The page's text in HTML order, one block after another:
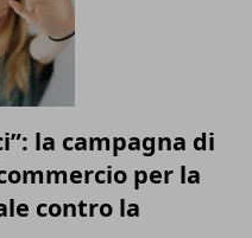
la campagna di
per la
contro la